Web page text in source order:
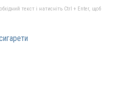
текст і натисніть Ctrl + Enter, щоб